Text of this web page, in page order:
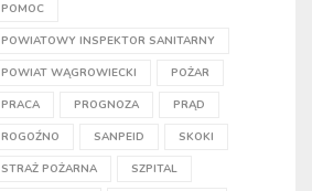
POMOC
POWIATOWY INSPEKTOR SANITARNY
POWIAT WĄGROWIECKI POŻAR
PRACA PROGNOZA PRĄD
ROGOŹNO SANPEID SKOKI
STRAŻ POŻARNA SZPITAL